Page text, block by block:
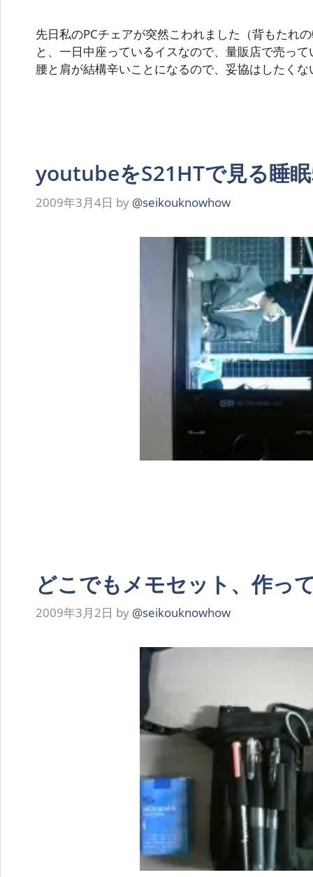
先日私のPCチェアが突然こわれました（背もたれ
と、一日中座っているイスなので、量販店で売って
腰と肩が結構辛いことになるので、妥協はしたくな
youtubeをS21HTで見る睡
2009年3月4日 by @seikouknowhow
どこでもメモセット、作っ
2009年3月2日 by @seikouknowhow